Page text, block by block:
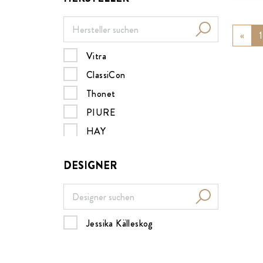
Vitra
ClassiCon
Thonet
PIURE
HAY
MDF italia
B&B Italia
Nils Holger Moormann
Design House Stockholm
DESIGNER
Jessika Källeskog
« 1